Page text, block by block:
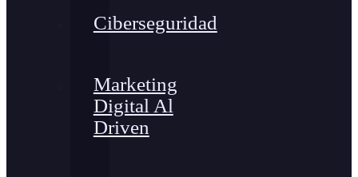
Ciberseguridad
Marketing
Digital Al
Driven